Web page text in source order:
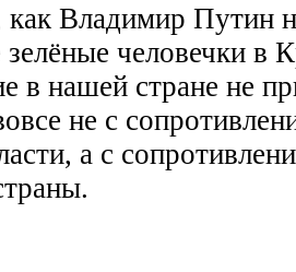
Владимир Путин
человечки в
в нашей стране не
не с
а с